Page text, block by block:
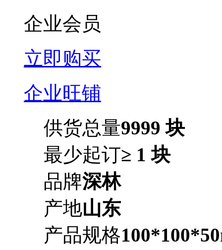
企业会员
立即购买
企业旺铺
供货总量9999 块
最少起订≥ 1 块
品牌深林
产地山东
产品规格